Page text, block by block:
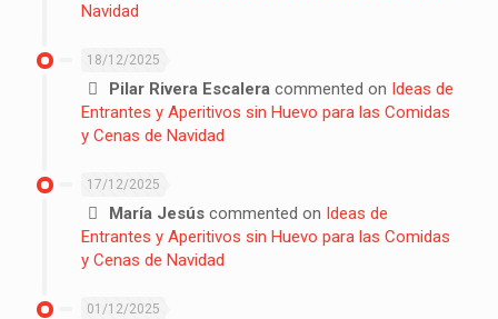
Navidad
18/12/2025
Pilar Rivera Escalera commented on Ideas de
Entrantes y Aperitivos sin Huevo para las Comidas
y Cenas de Navidad
17/12/2025
María Jesús commented on Ideas de
Entrantes y Aperitivos sin Huevo para las Comidas
y Cenas de Navidad
01/12/2025